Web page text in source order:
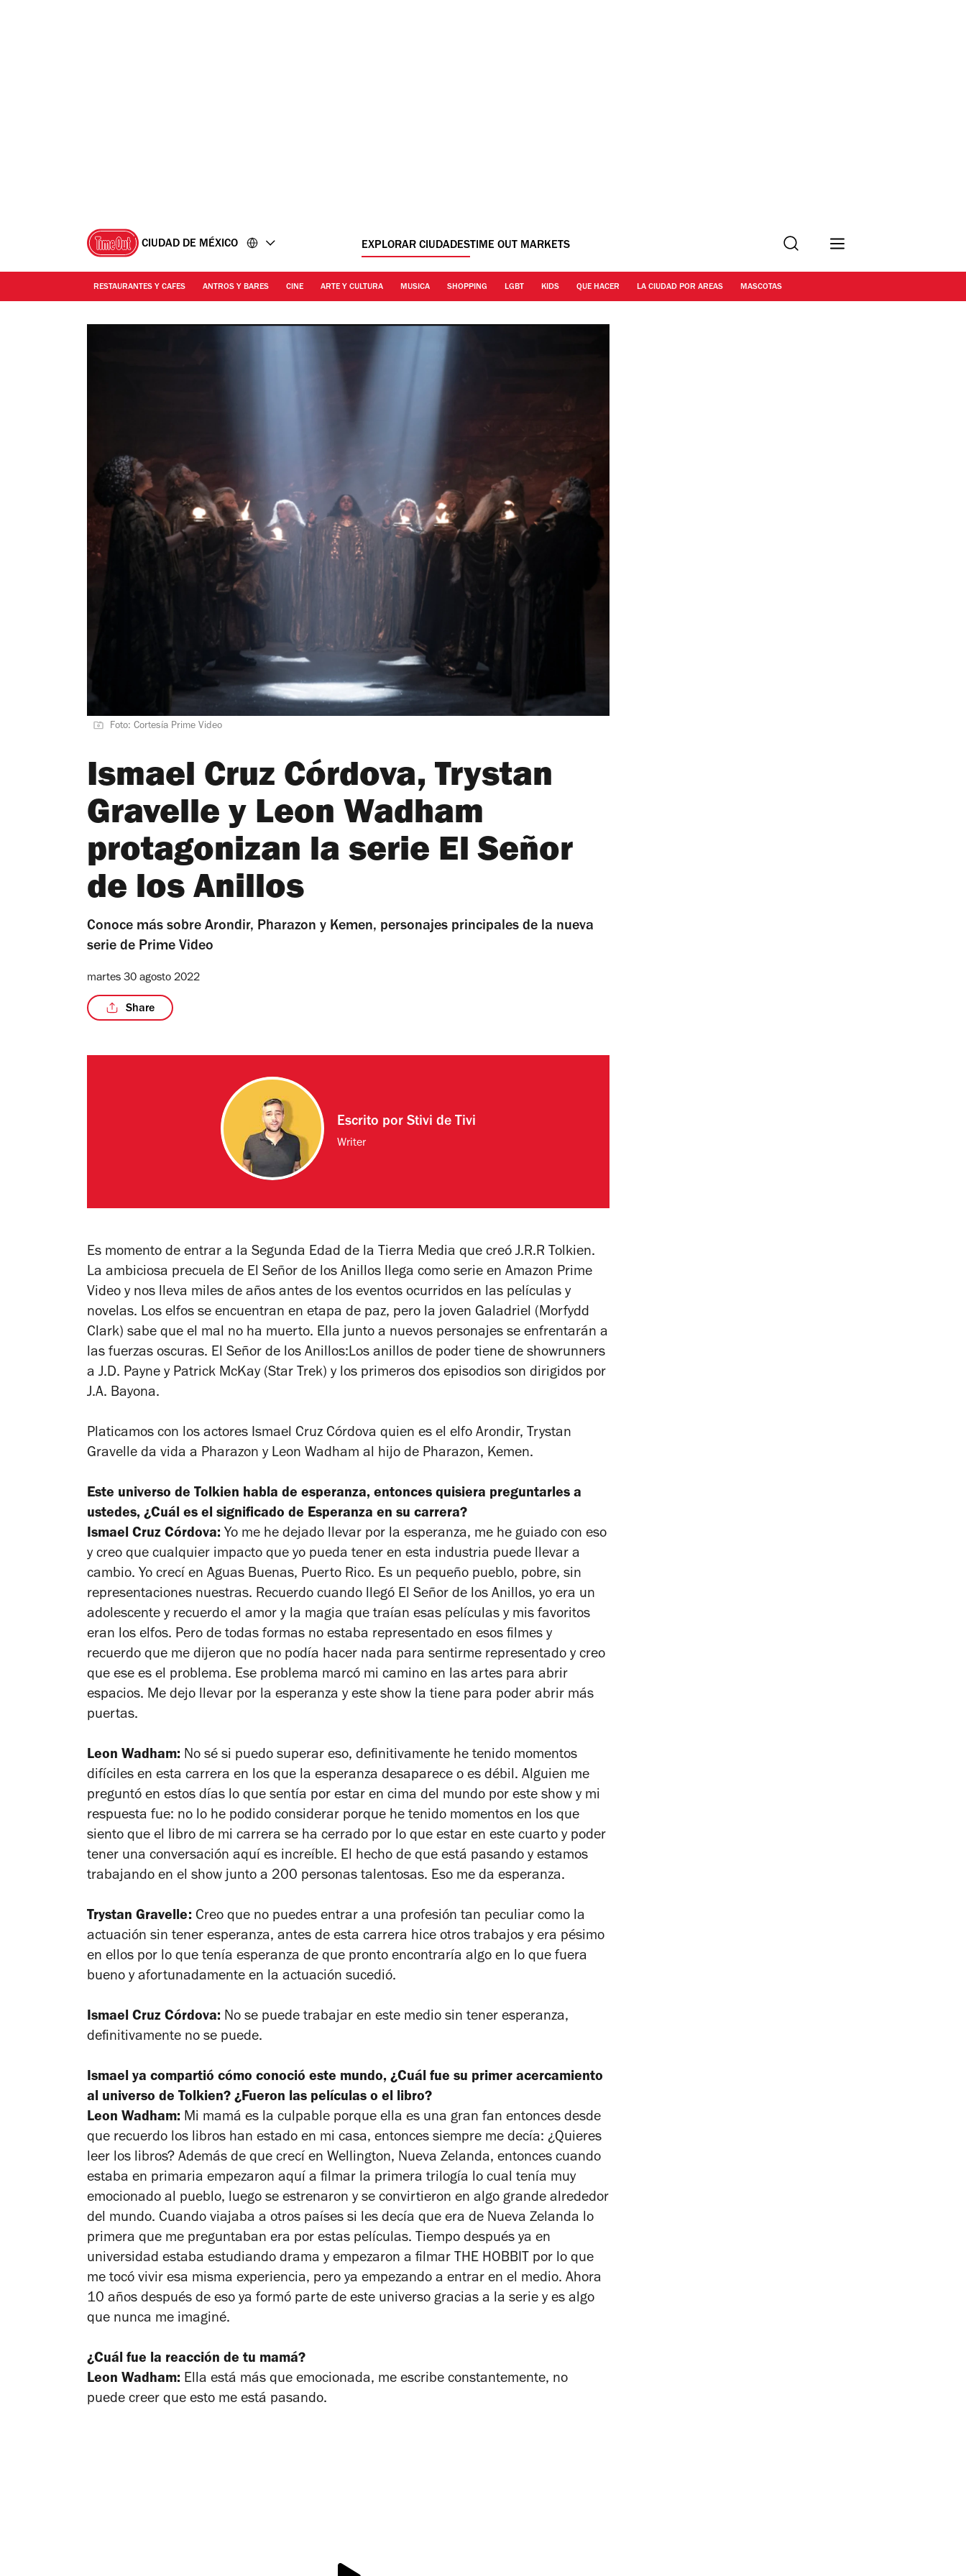
CIUDAD DE MÉXICO EXPLORAR CIUDADESTIME OUT MARKETS Buscar
RESTAURANTES Y CAFES ANTROS Y BARES CINE ARTE Y CULTURA MUSICA SHOPPING LGBT KIDS QUE HACER LA CIUDAD POR AREAS MASCOTAS
Foto: Cortesía Prime Video
Ismael Cruz Córdova, Trystan
Gravelle y Leon Wadham
protagonizan la serie El Señor
de los Anillos
Conoce más sobre Arondir, Pharazon y Kemen, personajes principales de la nueva
serie de Prime Video
martes 30 agosto 2022
Share
Escrito por Stivi de Tivi
Writer
Es momento de entrar a la Segunda Edad de la Tierra Media que creó J.R.R Tolkien.
La ambiciosa precuela de El Señor de los Anillos llega como serie en Amazon Prime
Video y nos lleva miles de años antes de los eventos ocurridos en las películas y
novelas. Los elfos se encuentran en etapa de paz, pero la joven Galadriel (Morfydd
Clark) sabe que el mal no ha muerto. Ella junto a nuevos personajes se enfrentarán a
las fuerzas oscuras. El Señor de los Anillos:Los anillos de poder tiene de showrunners
a J.D. Payne y Patrick McKay (Star Trek) y los primeros dos episodios son dirigidos por
J.A. Bayona.
Platicamos con los actores Ismael Cruz Córdova quien es el elfo Arondir, Trystan
Gravelle da vida a Pharazon y Leon Wadham al hijo de Pharazon, Kemen.
Este universo de Tolkien habla de esperanza, entonces quisiera preguntarles a
ustedes, ¿Cuál es el significado de Esperanza en su carrera?
Ismael Cruz Córdova: Yo me he dejado llevar por la esperanza, me he guiado con eso
y creo que cualquier impacto que yo pueda tener en esta industria puede llevar a
cambio. Yo crecí en Aguas Buenas, Puerto Rico. Es un pequeño pueblo, pobre, sin
representaciones nuestras. Recuerdo cuando llegó El Señor de los Anillos, yo era un
adolescente y recuerdo el amor y la magia que traían esas películas y mis favoritos
eran los elfos. Pero de todas formas no estaba representado en esos filmes y
recuerdo que me dijeron que no podía hacer nada para sentirme representado y creo
que ese es el problema. Ese problema marcó mi camino en las artes para abrir
espacios. Me dejo llevar por la esperanza y este show la tiene para poder abrir más
puertas.
Leon Wadham: No sé si puedo superar eso, definitivamente he tenido momentos
difíciles en esta carrera en los que la esperanza desaparece o es débil. Alguien me
preguntó en estos días lo que sentía por estar en cima del mundo por este show y mi
respuesta fue: no lo he podido considerar porque he tenido momentos en los que
siento que el libro de mi carrera se ha cerrado por lo que estar en este cuarto y poder
tener una conversación aquí es increíble. El hecho de que está pasando y estamos
trabajando en el show junto a 200 personas talentosas. Eso me da esperanza.
Trystan Gravelle: Creo que no puedes entrar a una profesión tan peculiar como la
actuación sin tener esperanza, antes de esta carrera hice otros trabajos y era pésimo
en ellos por lo que tenía esperanza de que pronto encontraría algo en lo que fuera
bueno y afortunadamente en la actuación sucedió.
Ismael Cruz Córdova: No se puede trabajar en este medio sin tener esperanza,
definitivamente no se puede.
Ismael ya compartió cómo conoció este mundo, ¿Cuál fue su primer acercamiento
al universo de Tolkien? ¿Fueron las películas o el libro?
Leon Wadham: Mi mamá es la culpable porque ella es una gran fan entonces desde
que recuerdo los libros han estado en mi casa, entonces siempre me decía: ¿Quieres
leer los libros? Además de que crecí en Wellington, Nueva Zelanda, entonces cuando
estaba en primaria empezaron aquí a filmar la primera trilogía lo cual tenía muy
emocionado al pueblo, luego se estrenaron y se convirtieron en algo grande alrededor
del mundo. Cuando viajaba a otros países si les decía que era de Nueva Zelanda lo
primera que me preguntaban era por estas películas. Tiempo después ya en
universidad estaba estudiando drama y empezaron a filmar THE HOBBIT por lo que
me tocó vivir esa misma experiencia, pero ya empezando a entrar en el medio. Ahora
10 años después de eso ya formó parte de este universo gracias a la serie y es algo
que nunca me imaginé.
¿Cuál fue la reacción de tu mamá?
Leon Wadham: Ella está más que emocionada, me escribe constantemente, no
puede creer que esto me está pasando.